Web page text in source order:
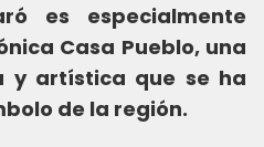
es especialmente
Casa Pueblo, una
y artística que se ha
de la región.